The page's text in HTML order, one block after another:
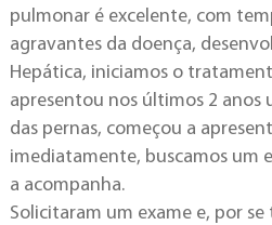
pulmonar é excelente, com
agravantes da doença,
Hepática, iniciamos o
apresentou nos últimos 2 anos
das pernas, começou a
imediatamente, buscamos um
a acompanha.
Solicitaram um exame e, por